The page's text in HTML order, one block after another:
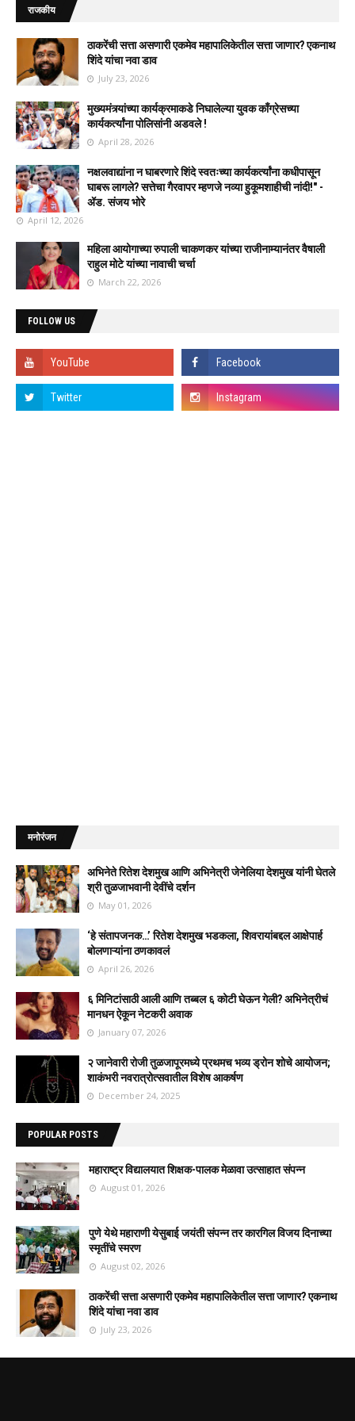
राजकीय
ठाकरेंची सत्ता असणारी एकमेव महापालिकेतील सत्ता जाणार? एकनाथ
शिंदे यांचा नवा डाव
July 23, 2026
मुख्यमंत्र्यांच्या कार्यक्रमाकडे निघालेल्या युवक काँग्रेसच्या
कार्यकर्त्यांना पोलिसांनी अडवले !
April 28, 2026
नक्षलवाद्यांना न घाबरणारे शिंदे स्वतःच्या कार्यकर्त्यांना कधीपासून
घाबरू लागले? सत्तेचा गैरवापर म्हणजे नव्या हुकूमशाहीची नांदी!" -
ॲड. संजय भोरे
April 12, 2026
महिला आयोगाच्या रुपाली चाकणकर यांच्या राजीनाम्यानंतर वैषाली
राहुल मोटे यांच्या नावाची चर्चा
March 22, 2026
FOLLOW US
मनोरंजन
अभिनेते रितेश देशमुख आणि अभिनेत्री जेनेलिया देशमुख यांनी घेतले
श्री तुळजाभवानी देवींचे दर्शन
May 01, 2026
‘हे संतापजनक…’ रितेश देशमुख भडकला, शिवरायांबद्दल आक्षेपार्ह
बोलणाऱ्यांना ठणकावलं
April 26, 2026
६ मिनिटांसाठी आली आणि तब्बल ६ कोटी घेऊन गेली? अभिनेत्रीचं
मानधन ऐकून नेटकरी अवाक
January 07, 2026
२ जानेवारी रोजी तुळजापूरमध्ये प्रथमच भव्य ड्रोन शोचे आयोजन;
शाकंभरी नवरात्रोत्सवातील विशेष आकर्षण
December 24, 2025
POPULAR POSTS
महाराष्ट्र विद्यालयात शिक्षक-पालक मेळावा उत्साहात संपन्न
August 01, 2026
पुणे येथे महाराणी येसुबाई जयंती संपन्न तर कारगिल विजय दिनाच्या
स्मृतींचे स्मरण
August 02, 2026
ठाकरेंची सत्ता असणारी एकमेव महापालिकेतील सत्ता जाणार? एकनाथ
शिंदे यांचा नवा डाव
July 23, 2026